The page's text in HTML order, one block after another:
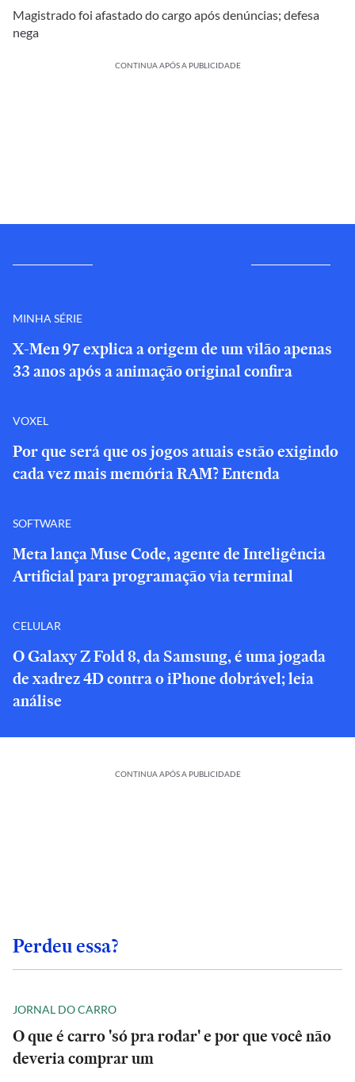
Magistrado foi afastado do cargo após denúncias; defesa
nega
CONTINUA APÓS A PUBLICIDADE
MINHA SÉRIE
X-Men 97 explica a origem de um vilão apenas
33 anos após a animação original confira
VOXEL
Por que será que os jogos atuais estão exigindo
cada vez mais memória RAM? Entenda
SOFTWARE
Meta lança Muse Code, agente de Inteligência
Artificial para programação via terminal
CELULAR
O Galaxy Z Fold 8, da Samsung, é uma jogada
de xadrez 4D contra o iPhone dobrável; leia
análise
CONTINUA APÓS A PUBLICIDADE
Perdeu essa?
JORNAL DO CARRO
O que é carro 'só pra rodar' e por que você não
deveria comprar um